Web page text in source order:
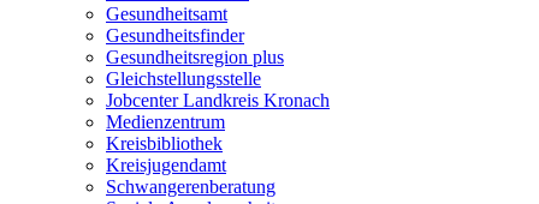
Gesundheitsamt
Gesundheitsfinder
Gesundheitsregion plus
Gleichstellungsstelle
Jobcenter Landkreis Kronach
Medienzentrum
Kreisbibliothek
Kreisjugendamt
Schwangerenberatung